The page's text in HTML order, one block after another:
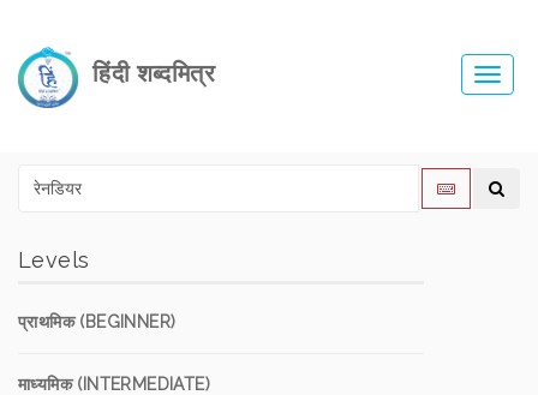
हिंदी शब्दमित्र
Levels
प्राथमिक (BEGINNER)
माध्यमिक (INTERMEDIATE)